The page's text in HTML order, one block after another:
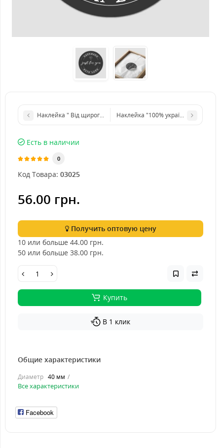
Наклейка " Від щирого серця" d 40мм (54 шт.на листе)
Наклейка "100% українське" d
Есть в наличии
0
Код Товара: 03025
56.00 грн.
Получить оптовую цену
10 или больше 44.00 грн.
50 или больше 38.00 грн.
Купить
В 1 клик
Общие характеристики
Диаметр 40 мм
Все характеристики
Facebook